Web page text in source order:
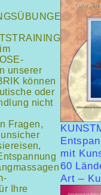
unserer
können
oder
nicht
Fragen,
Ihre
mit
60
Art –